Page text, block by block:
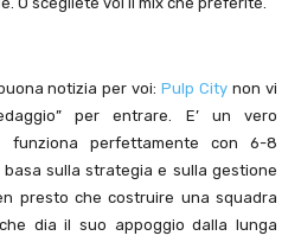
notizia per voi:Pulp City non vi
per entrare. E’ un vero
funziona perfettamente con 6-8
sulla strategia e sulla gestione
presto che costruire una squadra
che dia il suo appoggio dalla lunga